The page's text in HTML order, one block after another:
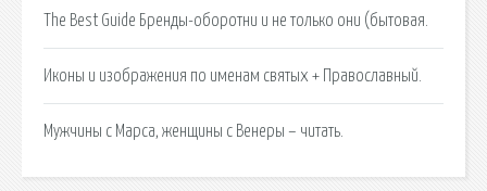
The Best Guide Бренды-оборотни и не только они (бытовая.
Иконы и изображения по именам святых + Православный.
Мужчины с Марса, женщины с Венеры – читать.